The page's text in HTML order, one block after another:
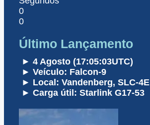
0
0
Último Lançamento
► 4 Agosto (17:05:03UTC)
► Veículo: Falcon-9
► Local: Vandenberg, SLC-4E
► Carga útil: Starlink G17-53